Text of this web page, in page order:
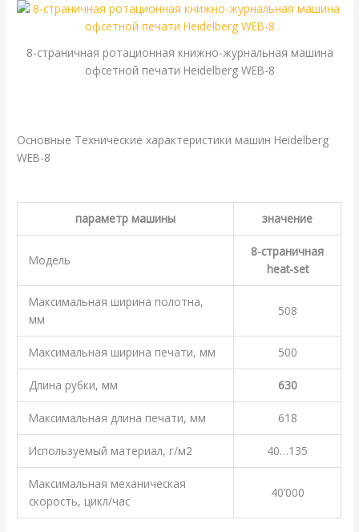
8-страничная ротационная книжно-журнальная машина
офсетной печати Heidelberg WEB-8
Основные Технические характеристики машин Heidelberg
WEB-8
параметр машины значение
Модель
8-страничная
heat-set
Максимальная ширина полотна,
мм
508
Максимальная ширина печати, мм 500
Длина рубки, мм 630
Максимальная длина печати, мм 618
Используемый материал, г/м2 40…135
Максимальная механическая
скорость, цикл/час
40’000